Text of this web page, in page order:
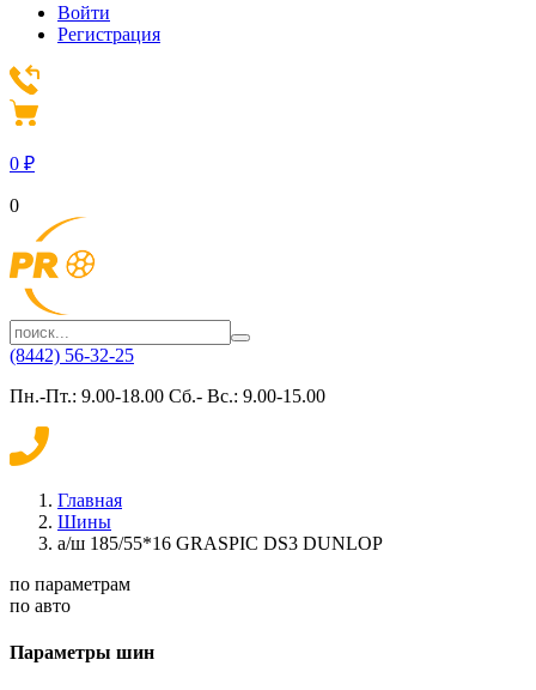
Войти
Регистрация
0 ₽
0
(8442) 56-32-25
Пн.-Пт.: 9.00-18.00 Сб.- Вс.: 9.00-15.00
Главная
Шины
а/ш 185/55*16 GRASPIC DS3 DUNLOP
по параметрам
по авто
Параметры шин